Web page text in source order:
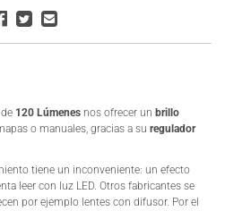
de 120 Lúmenes nos ofrecer un brillo
o manuales, gracias a su regulador
tiene un inconveniente: un efecto
leer con luz LED. Otros fabricantes se
por ejemplo lentes con difusor. Por el